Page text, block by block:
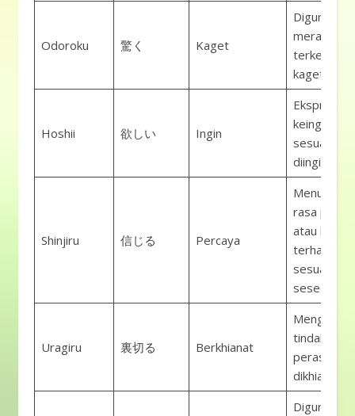
Odoroku 驚く Kaget
Digunakan
merasa
terkejut
kaget.
Hoshii 欲しい Ingin
Ekspresi
keinginan
sesuatu
diinginkan.
Shinjiru 信じる Percaya
rasa
atau
terhadap
sesuatu
seseorang.
Uragiru 裏切る Berkhianat
tindakan
perasaan
dikhianati.
Digunakan